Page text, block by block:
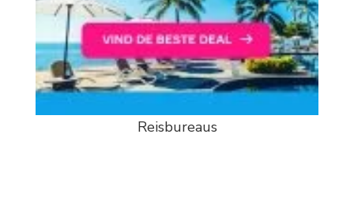
Reisbureaus